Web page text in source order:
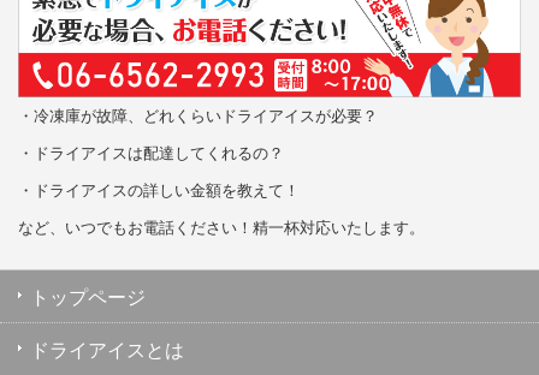
・冷凍庫が故障、どれくらいドライアイスが必要？
・ドライアイスは配達してくれるの？
・ドライアイスの詳しい金額を教えて！
など、いつでもお電話ください！精一杯対応いたします。
トップページ
ドライアイスとは